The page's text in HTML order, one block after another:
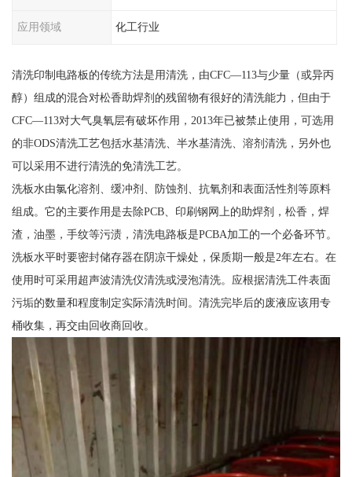
应用领域 化工行业
清洗印制电路板的传统方法是用清洗，由CFC—113与少量（或异丙
醇）组成的混合对松香助焊剂的残留物有很好的清洗能力，但由于
CFC—113对大气臭氧层有破坏作用，2013年已被禁止使用，可选用
的非ODS清洗工艺包括水基清洗、半水基清洗、溶剂清洗，另外也
可以采用不进行清洗的免清洗工艺。
洗板水由氯化溶剂、缓冲剂、防蚀剂、抗氧剂和表面活性剂等原料
组成。它的主要作用是去除PCB、印刷钢网上的助焊剂，松香，焊
渣，油墨，手纹等污渍，清洗电路板是PCBA加工的一个必备环节。
洗板水平时要密封储存器在阴凉干燥处，保质期一般是2年左右。在
使用时可采用超声波清洗仪清洗或浸泡清洗。应根据清洗工件表面
污垢的数量和程度制定实际清洗时间。清洗完毕后的废液应该用专
桶收集，再交由回收商回收。